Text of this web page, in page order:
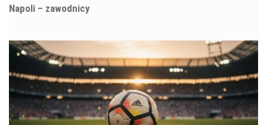
Napoli – zawodnicy